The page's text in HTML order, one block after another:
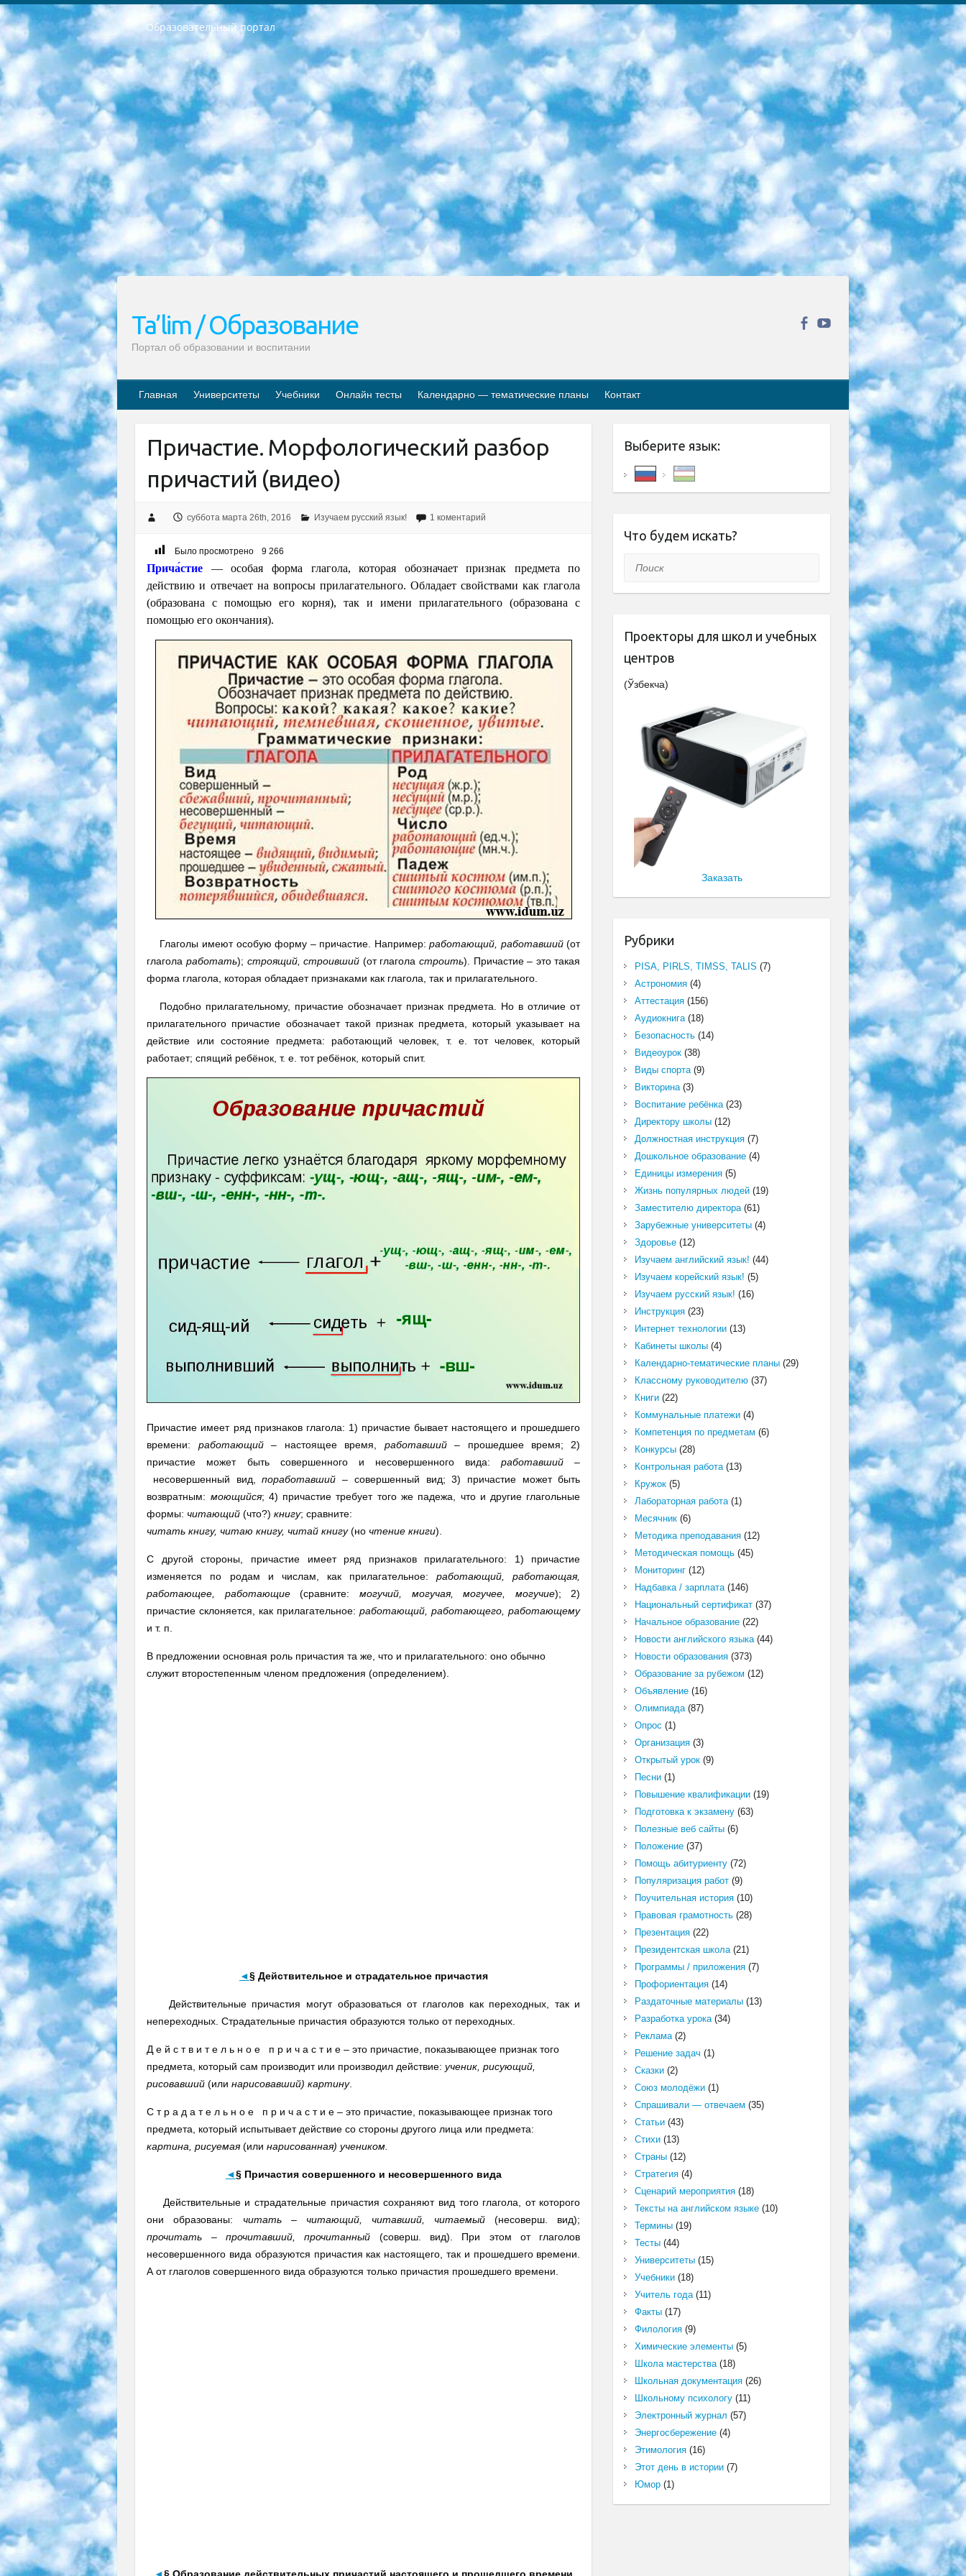
Образовательный портал
РЕСПУБЛИКА УЗБЕКИСТАН МИНИСТРЕРСТВО ДОШКОЛЬНОГО И ШКОЛЬНОГО ОБРАЗОВАНИЯ КОМАНДА в общеобразовательных учреждениях в 2023-2024 учебном году организация и проведение итоговой государственной аттестации обучающихся о Министра дошкольного и школьного образования Республики Узбекистан от 4 марта 2008 года (постановлением Минюста от 20 марта 2008 года № 1778 государственной регистрации) «Итоговое состояние учащихся общего среднего образования на основании положения об утверждении положения об аттестации общего среднего образования выпускной экзамен студентов в образовательных учреждениях в 2023-2024 учебном году В целях организации и прохождения аттестации приказываю: 1. Следующее: перечень предметов, по которым будет проводиться итоговая государственная аттестация и экзамен формы перевода согласно приложению 1; сертификаты международного образца, оценивающие уровень владения иностранными языками перечень согласно приложению 2; 2. Педагогический при специализированных образовательных учреждениях. научно-практический центр квалификации и международной оценки (Д.Давидова) 2024 г. До 25 марта: задания по предметам, по которым будет проводиться итоговая аттестация разработка и утверждение технических условий; итоговая аттестация на основании разработанного предметного задания разработка вопросов по предметам (устно и письменно), экзамен передача; общеобразовательные средние школы и специальные учебные заведения учащиеся выпускных классов школ и интернатов в агентской системе подготовка базы данных экзаменационных материалов и критериев оценки; перевод базы экзаменационных материалов на все языки обучения подать в Республиканский образовательный центр для изготовления; варианты экзаменов на основе разработанных контрольных материалов пусть будут поставлены задачи формирования. 3. Республиканский образовательный центр (Ш.Худайкулов) до 5 апреля 2024 года. до: база данных предоставленных экзаменационных материалов на все языки обучения перевод и экспертиза; для слепых, слабовидящих, глухих, слабослышащих и умственно отсталых детей учащиеся выпускных классов специализированных школ и школ-интернатов база данных экзаменационных материалов на всех преподаваемых языках подготовка критериев оценки; специализированные школы для умственно отсталых детей и технологии для учащихся выпускных классов школ-интернатов разработка соответствующих рекомендаций и критериев проведения ЕГЭ по естествознанию давать задания. 4. Педагогический при специализированных образовательных учреждениях. Научно-практический центр навыков и международной оценки (Д.Давидова), Республика образовательный центр (Худайкулов Ш.) итоговый государственный аттестационный экзамен ориентирован на творческое и логическое мышление при подготовке базы материалов учитывать введение заданий. 5. Следует отметить, что: сертификат государственного образца о знании общеобразовательного предмета и как минимум национальный уровень B1 по предметам на иностранных языках, указанным в Приложении 2. или международно признанный сертификат эквивалентного уровня студенты, изучающие определенный предмет, освобождаются от экзамена; по соответствующим предметам запланирована итоговая государственная аттестация за день до дня, путем жеребьевки Рабочей группой (в письменной форме по предметам, проводимым в форме) из числа сформированных вариантов выбрано 2 варианта; 2 выбранных варианта экзамена анонсированы на официальном сайте министерства и все выпускники по всей стране на основе этих вариантов проводит итоговую государственную аттестацию. 6. Государственное образование учащихся средних общеобразовательных учреждений. знания в соответствии с квалификационными требованиями, которые необходимо приобрести на основании стандартов итоговый (выпускной) контроль для 9 и 11 классов в целях тестирования Экзамены (далее – экзамены) состоят из предметов, перечисленных в приложении 1. будет сделано. 7. Экзамены пройдут с 26 мая по 15 июня 2024 г. (кроме науки физического воспитания). 8. Физическая для учащихся 9 классов общесредних образовательных учреждений. Экзамены по предмету «Образование, квалификация медицина» 1-6 мая 2024 года. сотрудники перевести под присмотр (с отклонениями в физическом или умственном развитии) специализированная школа для детей, школы-интернаты и со сколиозом школы-интернаты санаторного типа для больных детей исключены). 9. Он был слепым, слабовидящим и имел нарушения опорно-двигательного аппарата. экзамены в специализированных школах и интернатах для детей должны проводиться исходя из требований, предъявляемых к общеобразовательным учреждениям (физкультура кроме науки). 10. Специализированная школа для глухих и слабослышащих детей. и экзамены в интернатах и быть реализован в виде письменного теста по математике. 11. Специальность для умственно отсталых детей. Для 9 класса Родной язык и литературное письмо Государственный язык (язык обучения – узбекский). для неклассов) написано Математическое письмо Письменная/устная история Узбекистана Физическое воспитание практично Итоговый контроль Для 11 класса Написание родного языка и литературы (эссе) Математическое письмо Узбекский язык (обучение на узбекском языке) не посещающее общее среднее образование для учреждений)/Образовательное учреждение выбор письменный и устный Иностранный язык письменный/устный Письменная/устная история Узбекистана *По выбору студента:  Химия  Физика  Основы государственного права  География 10 бесплатных образовательных ресурсов - Мы составили подборку онлайн-проектов с интерактивными упражнениями, видеолекциями и статьями. Они помогут вам обрести новые и освежить старые знания бесплатно. 1. «ИНТУИТ» Старейшая образовательная площадка Рунета. Здесь вы найдёте сотни текстовых и видеокурсов на десятки различных тем — от программирования до психологии. Многие курсы подготовлены российскими университетами и крупными международными компаниями вроде Intel и Microsoft. Самостоятельное обучение бесплатное, но желающие могут оплатить услуги персональных наставников. 2. «Смартия» знакомит с актуальными профессиями и подсказывает, как им обучаться. Выбрав заинтересовавшую вас специальность — SMM-специалист, фотограф, веб-дизайнер или другую, — увидите список необходимых для неё умений. Чтобы вы могли освоить их самостоятельно, для каждого умения площадка отображает подборку ссылок на учебные материалы. Хотя «Смартия» ориентируется на русскоязычную аудиторию, часть контента всё же доступна только на английском. 3. «Лекторий Физтеха» Проект Московского физико-технического института (Физтеха). С его помощью вы можете смотреть онлайн серии лекций, записанные на видео в этом вузе. В числе доступных предметов — физика, биология, химия, информационные технологии и другие. К некоторым лекциям администрация ресурса прилагает готовые конспекты, которые можно скачивать в PDF-формате. 4. ITMOcourses Онлайн-площадка Санкт-Петербургского национального исследовательского университета информационных технологий, механики и оптики (ИТМО). Ресурс предоставляет свободный доступ к курсам, разработанным в этом вузе. Каталог материалов разбит на четыре категории: «Оптические системы и технологии», «Приборостроение и робототехника», «Информационные технологии» и «Биотехнологии». Курсы состоят из видеолекций, интерактивных демонстраций и заданий. 5. «КиберЛенинка» Электронная научная библиотека открытого доступа. Каталог площадки регулярно обрастает текстами статей из различных научных изданий. Сгруппированные по журналам и рубрикам публикации можно читать онлайн или скачивать целиком в PDF-формате. Проект нацелен на популяризацию науки за счёт открытого доступа к качественной информации. 6. «ПостНаука» На этом ресурсе публикуют подборки видеолекций, составленные экспертами из разных отраслей и объединённые общими темами. Среди них, к примеру, есть серии «Биоинформатика и геномика», «Культура средневековой Скандинавии» и Cinema Studies о теории кино. Каждая подборка лекций — логически связанная история, рассказанная экспертом от первого лица. Кроме того, на сайте появляются научно-образовательные статьи и тесты на разные темы. 7. «Newочём» Команда проекта «Newочём» отбирает самые интересные тексты из англоязычных СМИ и переводит те из них, за которые голосуют участники сообщества «ВКонтакте». По большей части это научно-популярные статьи. Редакторы придумывают лишь заголовки, в остальном содержание переводов соответствует оригиналам. Полные тексты можно читать прямо в социальной сети. 8. InternetUrok Онлайн-база материалов по основным дисциплинам школьной программы. Информация на сайте структурирована по классам, предметам и темам (урокам). Каждый урок состоит из видеолекций и конспектов. Есть также интерактивные тренажёры и тесты для закрепления пройденного материала. Даже если вы давно окончили школу, возможность повторить программу старших классов всегда может пригодиться. 9. Edutainme Ещё один ресурс об образовании. В отличие от Newtonew, как мне кажется, Edutainme больше ориентируется на представителей индустрии: педагогов, предпринимателей, разработчиков образовательных проектов. Но и любой, кто просто стремится к саморазвитию, найдёт на сайте много полезного и интересного для себя. Например, информацию о новых курсах и образовательных сервисах. 10. Newtonew Онлайн-медиа об образовании и обучении в широком смысле. Авторы Newtonew пишут об инструментах, заведениях, тактиках и стратегиях, которые помогают учить других и получать новые знания самостоятельно. На этой площадке вы найдёте новости, обзоры, аналитические мат
Ta’lim / Образование
Портал об образовании и воспитании
Главная Университеты Учебники Онлайн тесты Календарно — тематические планы Контакт
Причастие. Морфологический разбор
причастий (видео)
суббота марта 26th, 2016 Изучаем русский язык! 1 коментарий
Было просмотрено 9 266
Прича́стие — особая форма глагола, которая обозначает признак предмета по
действию и отвечает на вопросы прилагательного. Обладает свойствами как глагола
(образована с помощью его корня), так и имени прилагательного (образована с
помощью его окончания).
Глаголы имеют особую форму – причастие. Например:работающий, работавший(от
глагола работать); строящий, строивший (от глагола строить). Причастие – это такая
форма глагола, которая обладает признаками как глагола, так и прилагательного.
Подобно прилагательному, причастие обозначает признак предмета. Но в отличие от
прилагательного причастие обозначает такой признак предмета, который указывает на
действие или состояние предмета: работающий человек, т. е. тот человек, который
работает; спящий ребёнок, т. е. тот ребёнок, который спит.
Причастие имеет ряд признаков глагола: 1) причастие бывает настоящего и прошедшего
времени: работающий– настоящее время, работавший– прошедшее время; 2)
причастие может быть совершенного и несовершенного вида:работавший –
несовершенный вид,поработавший – совершенный вид; 3) причастие может быть
возвратным: моющийся; 4) причастие требует того же падежа, что и другие глагольные
формы: читающий (что?)книгу; сравните:
читать книгу, читаю книгу, читай книгу(но чтение книги).
С другой стороны, причастие имеет ряд признаков прилагательного: 1) причастие
изменяется по родам и числам, как прилагательное:работающий, работающая,
работающее, работающие(сравните:могучий, могучая, могучее, могучие); 2)
причастие склоняется, как прилагательное:работающий, работающего, работающему
и т. п.
В предложении основная роль причастия та же, что и прилагательного: оно обычно
служит второстепенным членом предложения (определением).
◄§ Действительное и страдательное причастия
Действительные причастия могут образоваться от глаголов как переходных, так и
непереходных. Страдательные причастия образуются только от переходных.
Д е й с т в и т е л ь н о е п р и ч а с т и е – это причастие, показывающее признак того
предмета, который сам производит или производил действие:ученик, рисующий,
рисовавший (илинарисовавший) картину.
С т р а д а т е л ь н о е п р и ч а с т и е – это причастие, показывающее признак того
предмета, который испытывает действие со стороны другого лица или предмета:
картина, рисуемая(илинарисованная) учеником.
◄§ Причастия совершенного и несовершенного вида
Действительные и страдательные причастия сохраняют вид того глагола, от которого
они образованы: читать – читающий, читавший, читаемый (несоверш. вид);
прочитать – прочитавший, прочитанный (соверш. вид). При этом от глаголов
несовершенного вида образуются причастия как настоящего, так и прошедшего времени.
А от глаголов совершенного вида образуются только причастия прошедшего времени.
Выберите язык:
Что будем искать?
Поиск
Проекторы для школ и учебных
центров
(Ўзбекча)
Заказать
Рубрики
PISA, PIRLS, TIMSS, TALIS (7)
Астрономия(4)
Аттестация(156)
Аудиокнига(18)
Безопасность(14)
Видеоурок(38)
Виды спорта(9)
Викторина(3)
Воспитание ребёнка(23)
Директору школы(12)
Должностная инструкция(7)
Дошкольное образование(4)
Единицы измерения(5)
Жизнь популярных людей(19)
Заместителю директора(61)
Зарубежные университеты(4)
Здоровье(12)
Изучаем английский язык! (44)
Изучаем корейский язык! (5)
Изучаем русский язык! (16)
Инструкция(23)
Интернет технологии(13)
Кабинеты школы(4)
Календарно-тематические планы(29)
Классному руководителю(37)
Книги(22)
Коммунальные платежи(4)
Компетенция по предметам (6)
Конкурсы(28)
Контрольная работа(13)
Кружок(5)
Лабораторная работа(1)
Месячник(6)
Методика преподавания(12)
Методическая помощь(45)
Мониторинг(12)
Надбавка / зарплата(146)
Национальный сертификат(37)
Начальное образование(22)
Новости английского языка(44)
Новости образования(373)
Образование за рубежом (12)
Объявление(16)
Олимпиада(87)
Опрос (1)
Организация(3)
Открытый урок(9)
Песни(1)
Повышение квалификации(19)
Подготовка к экзамену(63)
Полезные веб сайты(6)
Положение(37)
Помощь абитуриенту(72)
Популяризация работ(9)
Поучительная история(10)
Правовая грамотность(28)
Презентация(22)
Президентская школа(21)
Программы / приложения(7)
Профориентация(14)
Раздаточные материалы(13)
Разработка урока(34)
Реклама(2)
Решение задач (1)
Сказки(2)
Союз молодёжи(1)
Спрашивали — отвечаем (35)
Статьи(43)
Стихи(13)
Страны(12)
Стратегия(4)
Сценарий мероприятия(18)
Тексты на английском языке(10)
Термины(19)
Тесты(44)
Университеты(15)
Учебники(18)
Учитель года(11)
Факты(17)
Филология(9)
Химические элементы(5)
Школа мастерства(18)
Школьная документация(26)
Школьному психологу(11)
Электронный журнал (57)
Энергосбережение(4)
Этимология(16)
Этот день в истории(7)
Юмор(1)